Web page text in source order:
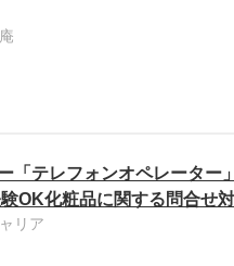
「テレフォンオペレーター
OK化粧品に関する問合せ
リア